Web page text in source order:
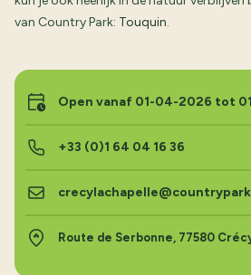
van Country Park: Touquin.
Open vanaf 01-04-2026 tot
+33 (0)1 64 04 16 36
Route de Serbonne, 77580